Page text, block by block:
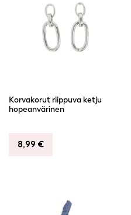
Korvakorut riippuva ketju
hopeanvärinen
8,99 €